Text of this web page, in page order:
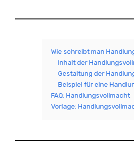
Wie schreibt man
Inhalt der
Gestaltung der
Beispiel für eine
FAQ: Handlungsvollmacht
Vorlage: